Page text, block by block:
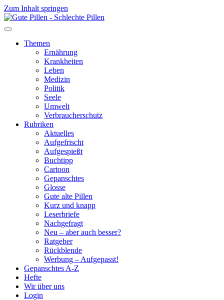
Zum Inhalt springen
Themen
Ernährung
Krankheiten
Leben
Medizin
Politik
Seele
Umwelt
Verbraucherschutz
Rubriken
Aktuelles
Aufgefrischt
Aufgespießt
Buchtipp
Cartoon
Gepanschtes
Glosse
Gute alte Pillen
Kurz und knapp
Leserbriefe
Nachgefragt
Neu – aber auch besser?
Ratgeber
Rückblende
Werbung – Aufgepasst!
Gepanschtes A-Z
Hefte
Wir über uns
Login